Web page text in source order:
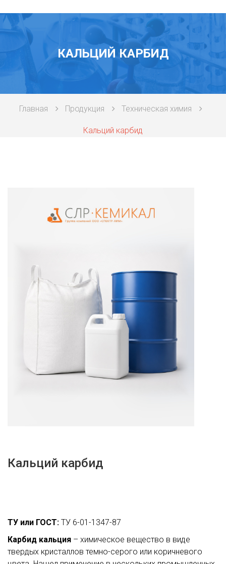
Индикаторы
Кислоты
Пищевая химия для производств
Стандарт-титры
ДОСТАВКА
СЕРТИФИКАТЫ
КОНТАКТЫ
КАЛЬЦИЙ КАРБИД
Главная Продукция Техническая химия
Кальций карбид
Кальций карбид
ТУ или ГОСТ: ТУ 6-01-1347-87
Карбид кальция – химическое вещество в виде
твердых кристаллов темно-серого или коричневого